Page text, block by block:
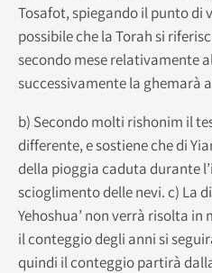
Tosafot, spiegando il punto di
possibile che la Torah si
secondo mese relativamente
successivamente la ghemarà
b) Secondo molti rishonim il
differente, e sostiene che di
della pioggia caduta durante
scioglimento delle nevi. c) La
Yehoshua’ non verrà risolta
il conteggio degli anni si
quindi il conteggio partirà